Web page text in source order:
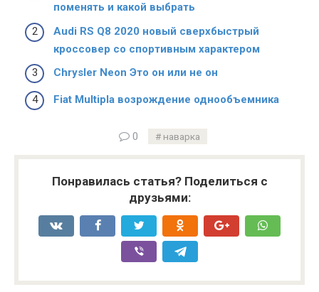
поменять и какой выбрать
Audi RS Q8 2020 новый сверхбыстрый
кроссовер со спортивным характером
Chrysler Neon Это он или не он
Fiat Multipla возрождение однообъемника
0 наварка
Понравилась статья? Поделиться с
друзьями: